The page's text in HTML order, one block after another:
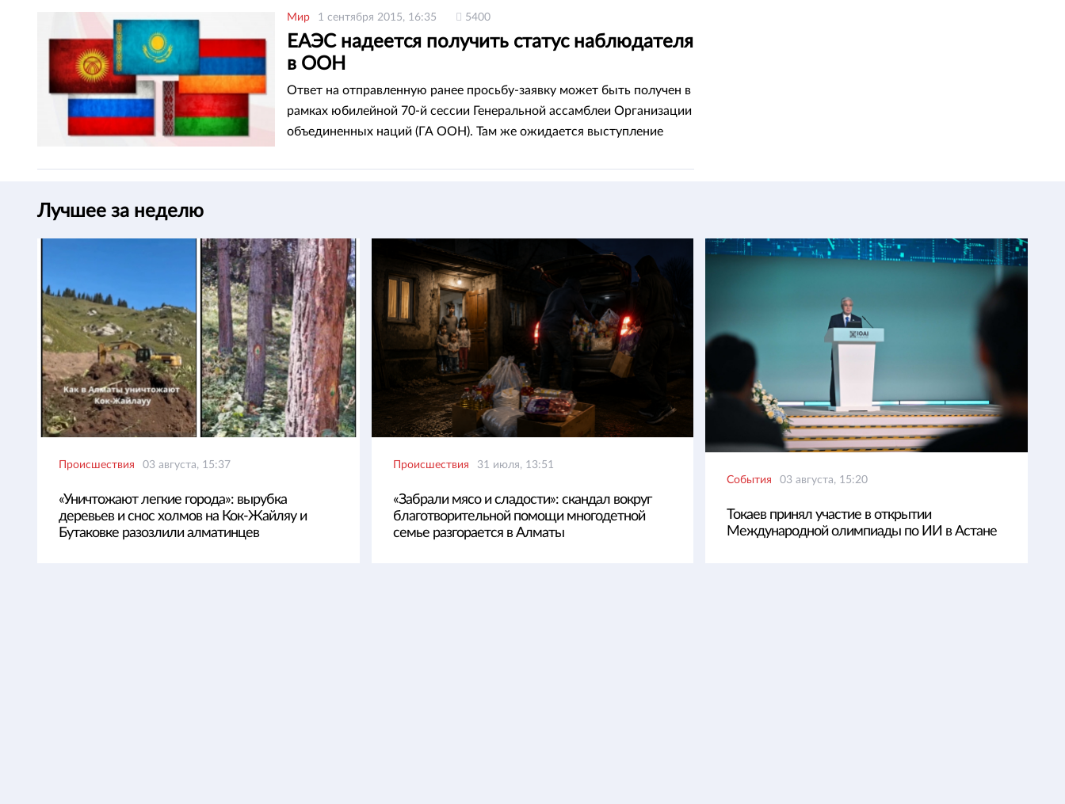
Мир 1 сентября 2015, 16:35 5400
ЕАЭС надеется получить статус наблюдателя
в ООН
Ответ на отправленную ранее просьбу-заявку может быть получен в
рамках юбилейной 70-й сессии Генеральной ассамблеи Организации
объединенных наций (ГА ООН). Там же ожидается выступление
избранной вице-председателем Генассамблеи.
Лучшее за неделю
Происшествия 03 августа, 15:37
«Уничтожают легкие города»: вырубка
деревьев и снос холмов на Кок-Жайляу и
Бутаковке разозлили алматинцев
Происшествия 31 июля, 13:51
«Забрали мясо и сладости»: скандал вокруг
благотворительной помощи многодетной
семье разгорается в Алматы
События 03 августа, 15:20
Токаев принял участие в открытии
Международной олимпиады по ИИ в Астане